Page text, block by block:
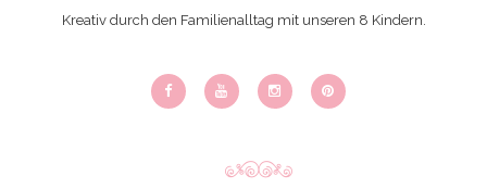
Kreativ durch den Familienalltag mit unseren 8 Kindern.